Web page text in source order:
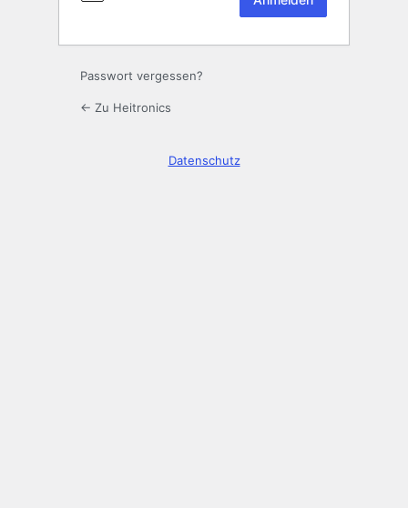
Passwort vergessen?
← Zu Heitronics
Datenschutz